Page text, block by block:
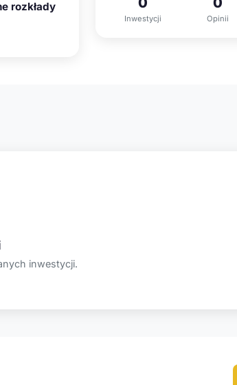
rozkłady
Inwestycji Opinii
inwestycji.